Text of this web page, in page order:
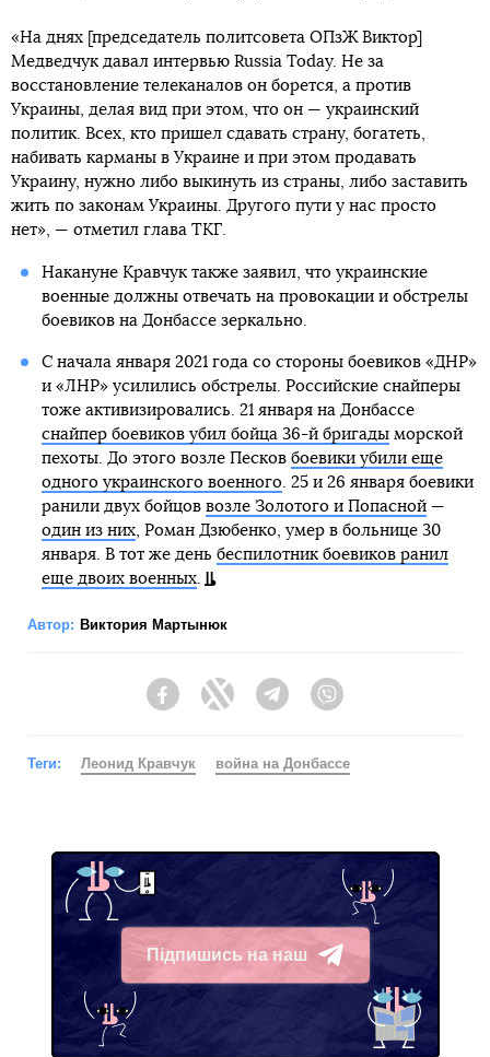
«На днях [председатель политсовета ОПзЖ Виктор]
Медведчук давал интервью Russia Today. Не за
восстановление телеканалов он борется, а против
Украины, делая вид при этом, что он — украинский
политик. Всех, кто пришел сдавать страну, богатеть,
набивать карманы в Украине и при этом продавать
Украину, нужно либо выкинуть из страны, либо заставить
жить по законам Украины. Другого пути у нас просто
нет», — отметил глава ТКГ.
Накануне Кравчук также заявил, что украинские
военные должны отвечать на провокации и обстрелы
боевиков на Донбассе зеркально.
С начала января 2021 года со стороны боевиков «ДНР»
и «ЛНР» усилились обстрелы. Российские снайперы
тоже активизировались. 21 января на Донбассе
снайпер боевиков убил бойца 36-й бригадыморской
пехоты. До этого возле Песков боевики убили еще
одного украинского военного. 25 и 26 января боевики
ранили двух бойцов возле Золотого и Попасной—
один из них, Роман Дзюбенко, умер в больнице 30
января. В тот же день беспилотник боевиков ранил
еще двоих военных.
Автор: Виктория Мартынюк
FacebookTwitter Telegram
Теги: Леонид Кравчук война на Донбассе
Підпишись на наш
Telegram